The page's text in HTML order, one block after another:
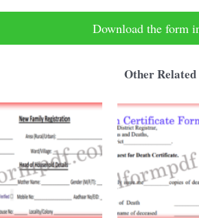
Download the form
Other